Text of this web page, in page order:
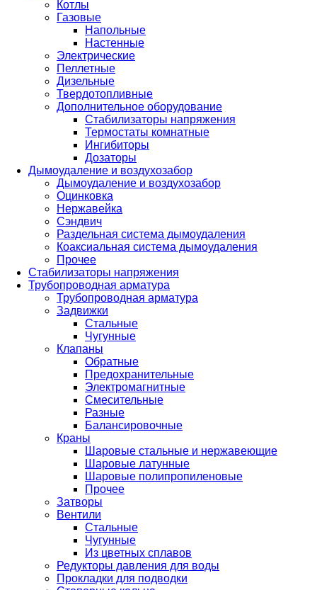
Котлы
Газовые
Напольные
Настенные
Электрические
Пеллетные
Дизельные
Твердотопливные
Дополнительное оборудование
Стабилизаторы напряжения
Термостаты комнатные
Ингибиторы
Дозаторы
Дымоудаление и воздухозабор
Дымоудаление и воздухозабор
Оцинковка
Нержавейка
Сэндвич
Раздельная система дымоудаления
Коаксиальная система дымоудаления
Прочее
Стабилизаторы напряжения
Трубопроводная арматура
Трубопроводная арматура
Задвижки
Стальные
Чугунные
Клапаны
Обратные
Предохранительные
Электромагнитные
Смесительные
Разные
Балансировочные
Краны
Шаровые стальные и нержавеющие
Шаровые латунные
Шаровые полипропиленовые
Прочее
Затворы
Вентили
Стальные
Чугунные
Из цветных сплавов
Редукторы давления для воды
Прокладки для подводки